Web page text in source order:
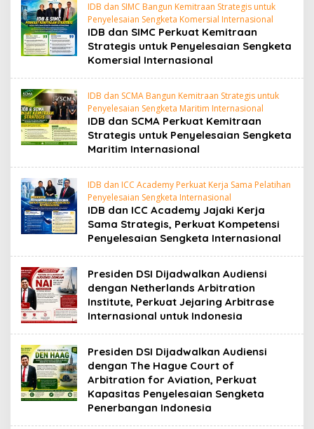
IDB dan SIMC Bangun Kemitraan Strategis untuk
Penyelesaian Sengketa Komersial Internasional
IDB dan SIMC Perkuat Kemitraan
Strategis untuk Penyelesaian Sengketa
Komersial Internasional
IDB dan SCMA Bangun Kemitraan Strategis untuk
Penyelesaian Sengketa Maritim Internasional
IDB dan SCMA Perkuat Kemitraan
Strategis untuk Penyelesaian Sengketa
Maritim Internasional
IDB dan ICC Academy Perkuat Kerja Sama Pelatihan
Penyelesaian Sengketa Internasional
IDB dan ICC Academy Jajaki Kerja
Sama Strategis, Perkuat Kompetensi
Penyelesaian Sengketa Internasional
Presiden DSI Dijadwalkan Audiensi
dengan Netherlands Arbitration
Institute, Perkuat Jejaring Arbitrase
Internasional untuk Indonesia
Presiden DSI Dijadwalkan Audiensi
dengan The Hague Court of
Arbitration for Aviation, Perkuat
Kapasitas Penyelesaian Sengketa
Penerbangan Indonesia